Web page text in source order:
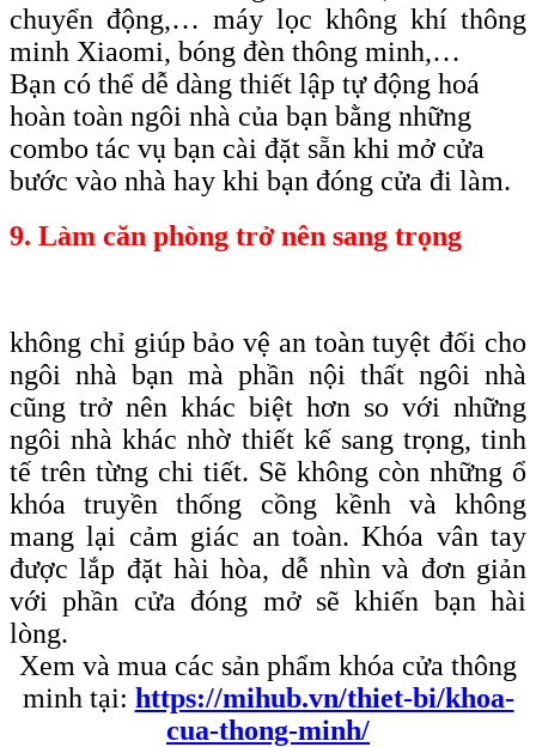
chuyển động,… máy lọc không khí thông
minh Xiaomi, bóng đèn thông minh,…
Bạn có thể dễ dàng thiết lập tự động hoá
hoàn toàn ngôi nhà của bạn bằng những
combo tác vụ bạn cài đặt sẵn khi mở cửa
bước vào nhà hay khi bạn đóng cửa đi làm.
9. Làm căn phòng trở nên sang trọng
không chỉ giúp bảo vệ an toàn tuyệt đối cho
ngôi nhà bạn mà phần nội thất ngôi nhà
cũng trở nên khác biệt hơn so với những
ngôi nhà khác nhờ thiết kế sang trọng, tinh
tế trên từng chi tiết. Sẽ không còn những ổ
khóa truyền thống cồng kềnh và không
mang lại cảm giác an toàn. Khóa vân tay
được lắp đặt hài hòa, dễ nhìn và đơn giản
với phần cửa đóng mở sẽ khiến bạn hài
lòng.
Xem và mua các sản phẩm khóa cửa thông
minh tại: https://mihub.vn/thiet-bi/khoa-
cua-thong-minh/